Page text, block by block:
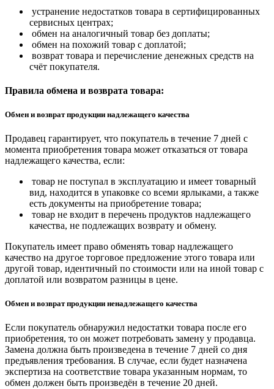
устранение недостатков товара в сертифицированных
сервисных центрах;
обмен на аналогичный товар без доплаты;
обмен на похожий товар с доплатой;
возврат товара и перечисление денежных средств на
счёт покупателя.
Правила обмена и возврата товара:
Обмен и возврат продукции надлежащего качества
Продавец гарантирует, что покупатель в течение 7 дней с
момента приобретения товара может отказаться от товара
надлежащего качества, если:
товар не поступал в эксплуатацию и имеет товарный
вид, находится в упаковке со всеми ярлыками, а также
есть документы на приобретение товара;
товар не входит в перечень продуктов надлежащего
качества, не подлежащих возврату и обмену.
Покупатель имеет право обменять товар надлежащего
качество на другое торговое предложение этого товара или
другой товар, идентичный по стоимости или на иной товар с
доплатой или возвратом разницы в цене.
Обмен и возврат продукции ненадлежащего качества
Если покупатель обнаружил недостатки товара после его
приобретения, то он может потребовать замену у продавца.
Замена должна быть произведена в течение 7 дней со дня
предъявления требования. В случае, если будет назначена
экспертиза на соответствие товара указанным нормам, то
обмен должен быть произведён в течение 20 дней.